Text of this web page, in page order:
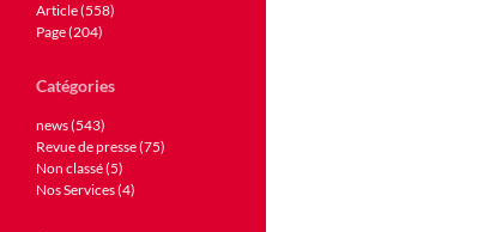
Article (558)
Page (204)
Catégories
news (543)
Revue de presse (75)
Non classé (5)
Nos Services (4)